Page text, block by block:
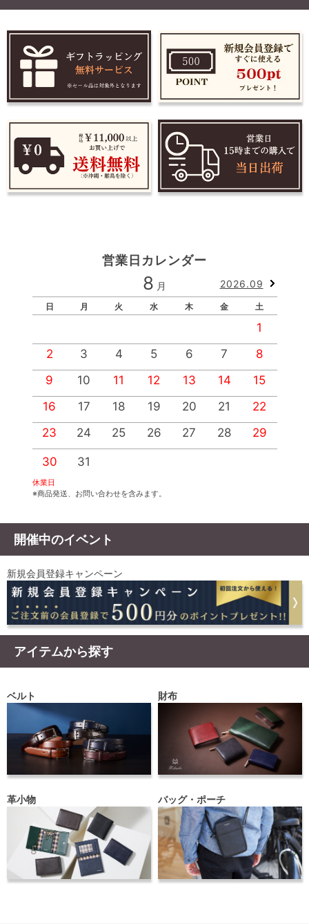
営業日カレンダー
8 月 2026.09
日 月 火 水 木 金 土
1
2
3 4 5 6 7
8
9
10 11 12 13 14
15
16
17 18 19 20 21
22
23
24 25 26 27 28 29
30 31
休業日
※商品発送、お問い合わせを含みます。
開催中のイベント
新規会員登録キャンペーン
アイテムから探す
ベルト 財布
革小物 バッグ・ポーチ